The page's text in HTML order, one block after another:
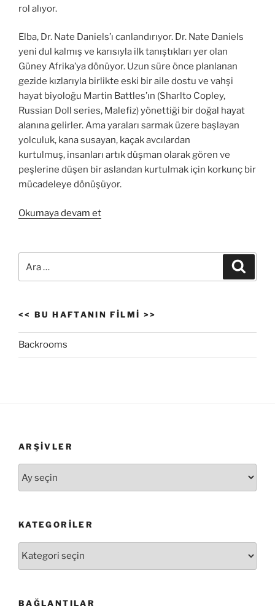
rol alıyor.
Elba, Dr. Nate Daniels’ı canlandırıyor. Dr. Nate Daniels
yeni dul kalmış ve karısıyla ilk tanıştıkları yer olan
Güney Afrika’ya dönüyor. Uzun süre önce planlanan
gezide kızlarıyla birlikte eski bir aile dostu ve vahşi
hayat biyoloğu Martin Battles’ın (Sharlto Copley,
Russian Doll series, Malefiz) yönettiği bir doğal hayat
alanına gelirler. Ama yaraları sarmak üzere başlayan
yolculuk, kana susayan, kaçak avcılardan
kurtulmuş, insanları artık düşman olarak gören ve
peşlerine düşen bir aslandan kurtulmak için korkunç bir
mücadeleye dönüşüyor.
Okumaya devam et“Canavar
<< BU HAFTANIN FILMI >>
Backrooms
ARŞIVLER
KATEGORILER
BAĞLANTILAR